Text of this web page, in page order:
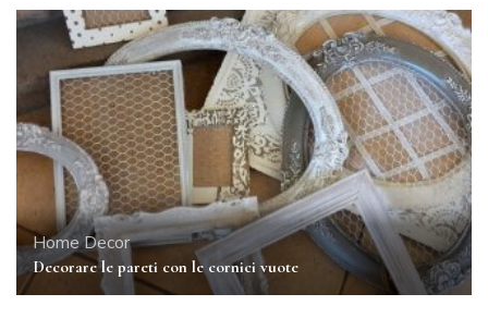
Home Decor
Decorare le pareti con le cornici vuote